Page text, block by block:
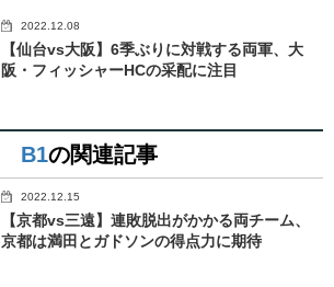
2022.12.08
【仙台vs大阪】6季ぶりに対戦する両軍、大
阪・フィッシャーHCの采配に注目
B1の関連記事
2022.12.15
【京都vs三遠】連敗脱出がかかる両チーム、
京都は満田とガドソンの得点力に期待